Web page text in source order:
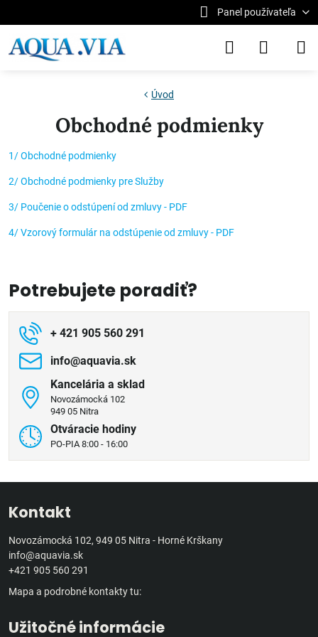
Panel používateľa
Úvod
Obchodné podmienky
1/ Obchodné podmienky
2/ Obchodné podmienky pre Služby
3/ Poučenie o odstúpení od zmluvy - PDF
4/ Vzorový formulár na odstúpenie od zmluvy - PDF
Potrebujete poradiť?
+ 421 905 560 291
info​@aquavia​.sk
Kancelária a sklad
Novozámocká 102
949 05 Nitra
Otváracie hodiny
PO-PIA 8:00 - 16:00
Kontakt
Novozámocká 102, 949 05 Nitra - Horné Krškany
info@aquavia.sk
+421 905 560 291
Mapa a podrobné kontakty tu:
Užitočné informácie